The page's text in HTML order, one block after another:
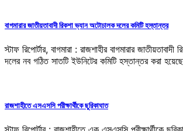
বাগমারার জাতীয়তাবাদী রিকশা ভ্যান অটোচালক দলের কমিটি হস্তান্তর
স্টাফ রিপোর্টার, বাগমারা : রাজশাহীর বাগমারার
দলের নব গঠিত সাতটি ইউনিটের কমিটি হস্তান্তর করা
রাজশাহীতে এসএসসি পরীক্ষার্থীকে ছুরিকাঘাত